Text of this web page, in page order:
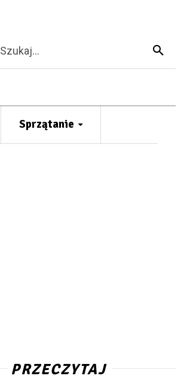
Szukaj...
Sprzątanie
PRZECZYTAJ